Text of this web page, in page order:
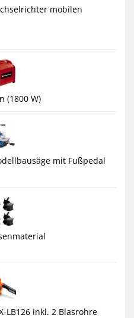
mobilen
(1800 W)
mit Fußpedal
LB126 inkl. 2 Blasrohre